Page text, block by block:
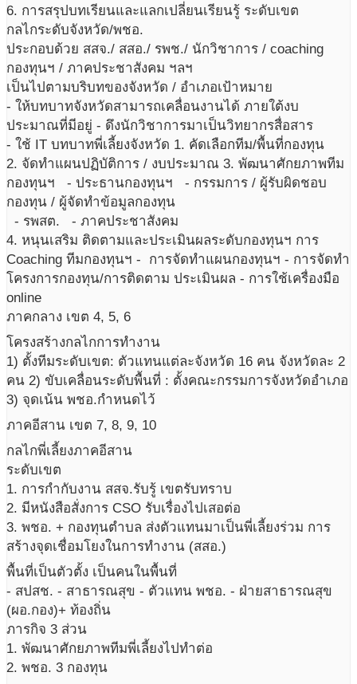
6. การสรุปบทเรียนและแลกเปลี่ยนเรียนรู้ ระดับเขต
กลไกระดับจังหวัด/พชอ.
ประกอบด้วย สสจ./ สสอ./ รพช./ นักวิชาการ / coaching
กองทุนฯ / ภาคประชาสังคม ฯลฯ
เป็นไปตามบริบทของจังหวัด / อำเภอเป้าหมาย
- ให้บทบาทจังหวัดสามารถเคลื่อนงานได้ ภายใต้งบ
ประมาณที่มีอยู่ - ดึงนักวิชาการมาเป็นวิทยากรสื่อสาร
- ใช้ IT บทบาทพี่เลี้ยงจังหวัด 1. คัดเลือกทีม/พื้นที่กองทุน
2. จัดทำแผนปฏิบัติการ / งบประมาณ 3. พัฒนาศักยภาพทีม
กองทุนฯ - ประธานกองทุนฯ - กรรมการ / ผู้รับผิดชอบ
กองทุน / ผู้จัดทำข้อมูลกองทุน
- รพสต. - ภาคประชาสังคม
4. หนุนเสริม ติดตามและประเมินผลระดับกองทุนฯ การ
Coaching ทีมกองทุนฯ - การจัดทำแผนกองทุนฯ - การจัดทำ
โครงการกองทุน/การติดตาม ประเมินผล - การใช้เครื่องมือ
online
ภาคกลาง เขต 4, 5, 6
โครงสร้างกลไกการทำงาน
1) ตั้งทีมระดับเขต: ตัวแทนแต่ละจังหวัด 16 คน จังหวัดละ 2
คน 2) ขับเคลื่อนระดับพื้นที่ : ตั้งคณะกรรมการจังหวัดอำเภอ
3) จุดเน้น พชอ.กำหนดไว้
ภาคอีสาน เขต 7, 8, 9, 10
กลไกพี่เลี้ยงภาคอีสาน
ระดับเขต
1. การกำกับงาน สสจ.รับรู้ เขตรับทราบ
2. มีหนังสือสั่งการ CSO รับเรื่องไปเสอต่อ
3. พชอ. + กองทุนตำบล ส่งตัวแทนมาเป็นพี่เลี้ยงร่วม การ
สร้างจุดเชื่อมโยงในการทำงาน (สสอ.)
พื้นที่เป็นตัวตั้ง เป็นคนในพื้นที่
- สปสช. - สาธารณสุข - ตัวแทน พชอ. - ฝ่ายสาธารณสุข
(ผอ.กอง)+ ท้องถิ่น
ภารกิจ 3 ส่วน
1. พัฒนาศักยภาพทีมพี่เลี้ยงไปทำต่อ
2. พชอ. 3 กองทุน